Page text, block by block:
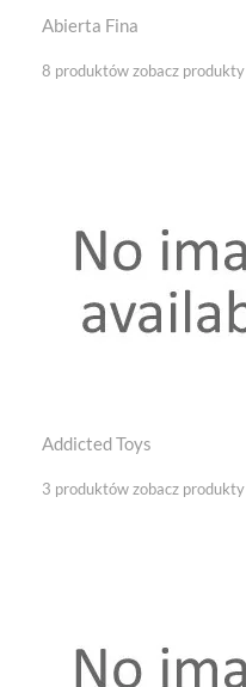
Abierta Fina
8 produktówzobacz produkty
Addicted Toys
3 produktówzobacz produkty